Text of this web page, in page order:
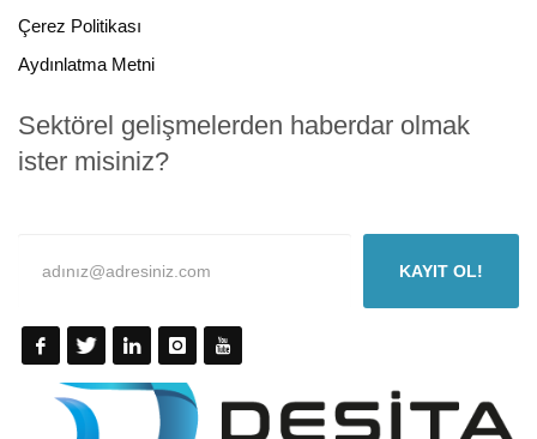
Çerez Politikası
Aydınlatma Metni
Sektörel gelişmelerden haberdar olmak
ister misiniz?
KAYIT OL!